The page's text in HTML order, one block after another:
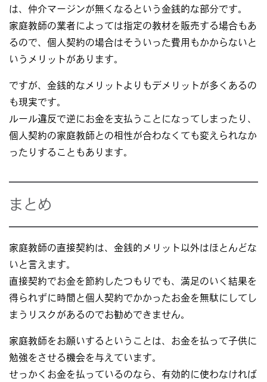
は、仲介マージンが無くなるという金銭的な部分です。
家庭教師の業者によっては指定の教材を販売する場合もあ
るので、個人契約の場合はそういった費用もかからないと
いうメリットがあります。
ですが、金銭的なメリットよりもデメリットが多くあるの
も現実です。
ルール違反で逆にお金を支払うことになってしまったり、
個人契約の家庭教師との相性が合わなくても変えられなか
ったりすることもあります。
まとめ
家庭教師の直接契約は、金銭的メリット以外はほとんどな
いと言えます。
直接契約でお金を節約したつもりでも、満足のいく結果を
得られずに時間と個人契約でかかったお金を無駄にしてし
まうリスクがあるのでお勧めできません。
家庭教師をお願いするということは、お金を払って子供に
勉強をさせる機会を与えています。
せっかくお金を払っているのなら、有効的に使わなければ